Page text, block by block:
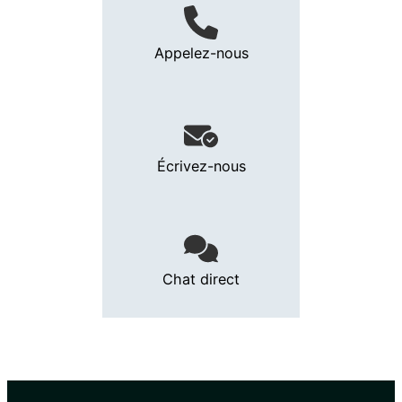
Appelez-nous
Écrivez-nous
Chat direct